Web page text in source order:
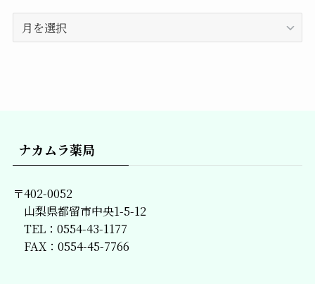
去
ナカムラ薬局
〒402-0052
山梨県都留市中央1-5-12
TEL：0554-43-1177
FAX：0554-45-7766